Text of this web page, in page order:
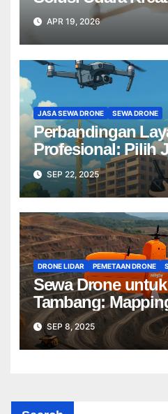
Anda Tanpa Batas
APR 19, 2026
JASA SEWA DRONE SEWA DRONE
Perbandingan
Profesional: Pilih
Terbaik untuk
SEP 22, 2025
DRONE LIDAR PEMETAAN DRONE
Sewa Drone
Tambang:
Profesional Lebih
SEP 8, 2025